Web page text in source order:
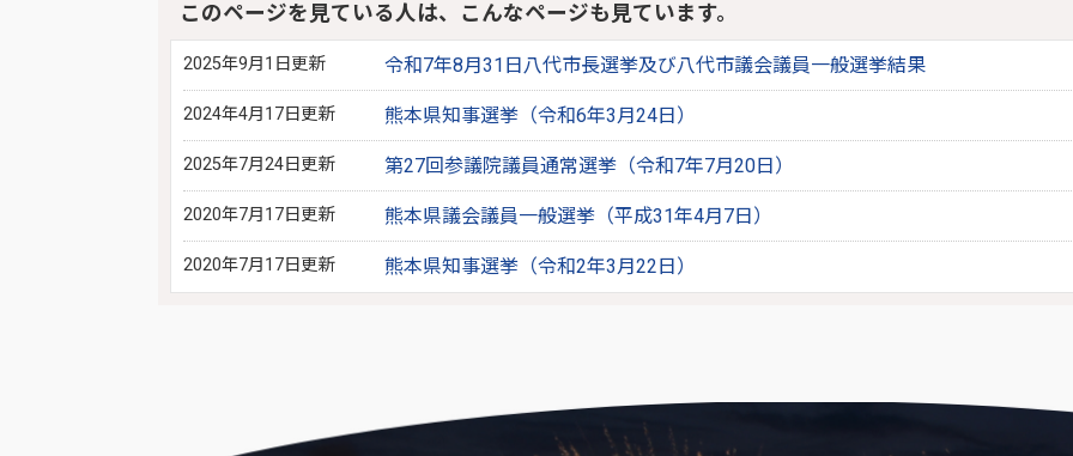
このページを見ている人は、こんなページも見ています。
2025年9月1日更新 令和7年8月31日八代市長選挙及び八代市議会議員一般選挙結果
2024年4月17日更新 熊本県知事選挙（令和6年3月24日）
2025年7月24日更新 第27回参議院議員通常選挙（令和7年7月20日）
2020年7月17日更新 熊本県議会議員一般選挙（平成31年4月7日）
2020年7月17日更新 熊本県知事選挙（令和2年3月22日）